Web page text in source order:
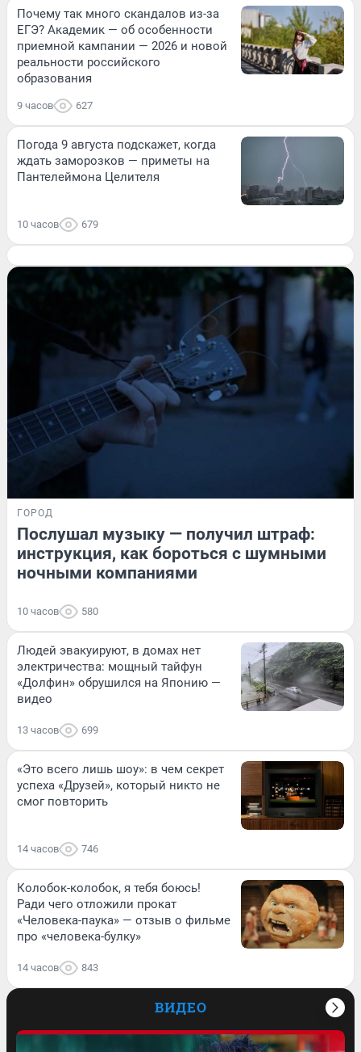
Почему так много скандалов из-за
ЕГЭ? Академик — об особенности
приемной кампании — 2026 и новой
реальности российского
образования
9 часов 627
Погода 9 августа подскажет, когда
ждать заморозков — приметы на
Пантелеймона Целителя
10 часов 679
ГОРОД
Послушал музыку — получил штраф:
инструкция, как бороться с шумными
ночными компаниями
10 часов 580
Людей эвакуируют, в домах нет
электричества: мощный тайфун
«Долфин» обрушился на Японию —
видео
13 часов 699
«Это всего лишь шоу»: в чем секрет
успеха «Друзей», который никто не
смог повторить
14 часов 746
Колобок-колобок, я тебя боюсь!
Ради чего отложили прокат
«Человека-паука» — отзыв о фильме
про «человека-булку»
14 часов 843
ВИДЕО